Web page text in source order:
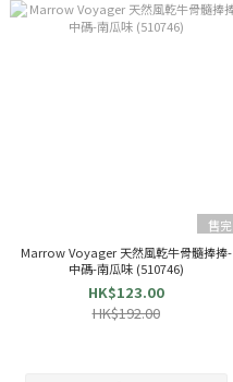
售完
Marrow Voyager 天然風乾牛骨髓捧捧-
中碼-南瓜味 (510746)
HK$123.00
HK$192.00